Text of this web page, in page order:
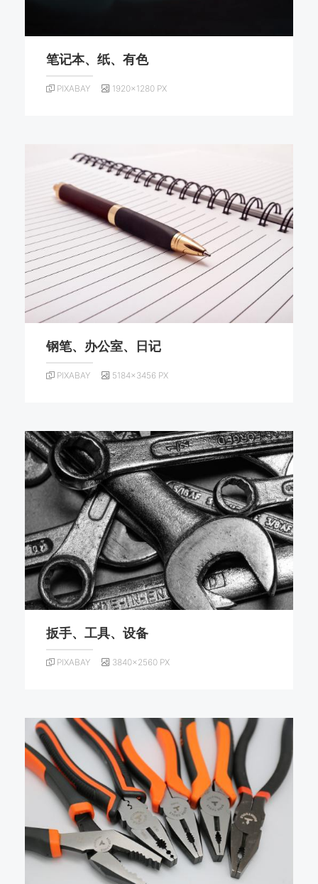
笔记本、纸、有色
PIXABAY 1920×1280 PX
钢笔、办公室、日记
PIXABAY 5184×3456 PX
扳手、工具、设备
PIXABAY 3840×2560 PX